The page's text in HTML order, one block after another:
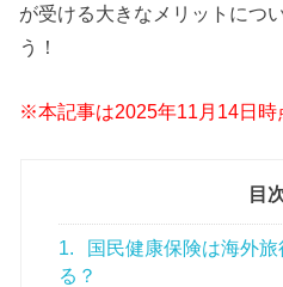
が受ける大きなメリットにつ
う！
※本記事は2025年11月14日時
目
1.
国民健康保険は海外
る？